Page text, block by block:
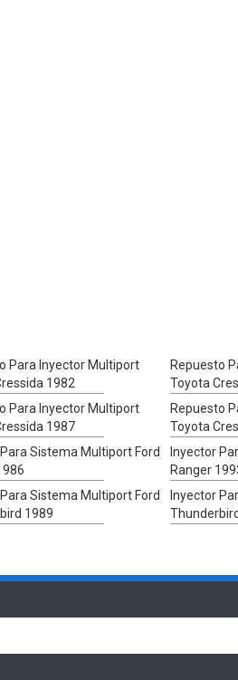
Para Inyector Multiport
1982
Repuesto
Toyota
Para Inyector Multiport
1987
Repuesto
Toyota
Sistema Multiport Ford
Inyector
Ranger
Sistema Multiport Ford
1989
Inyector